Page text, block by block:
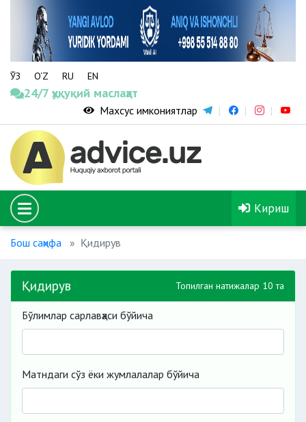
ЎЗ O‘Z RU EN
24/7 ҳуқуқий маслаҳат
Махсус имкониятлар
Кириш
Бош саҳифа Қидирув
Қидирув Топилган натижалар 10 та
Бўлимлар сарлавҳаси бўйича
Матндаги сўз ёки жумлалалар бўйича